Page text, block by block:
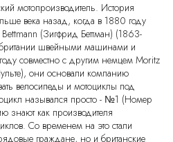
мотопроизводитель. История
века назад, когда в 1880 году
(Зигфрид Беттман) (1863-
швейными машинами и
совместно с другим немцем Moritz
они основали компанию
велосипеды и мотоциклы под
назывался просто - №1 (Номер
знают как производителя
Со временем на это стали
граждане, но и британские